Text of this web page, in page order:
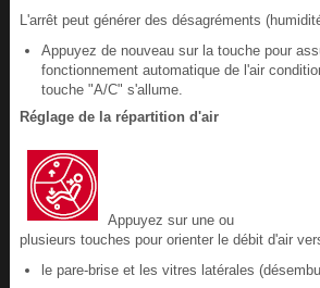
L'arrêt peut générer des désagréments
Appuyez de nouveau sur la touche pour
fonctionnement automatique de l'air
touche "A/C" s'allume.
Réglage de la répartition d'air
Appuyez sur une ou
plusieurs touches pour orienter le débit d'air
le pare-brise et les vitres latérales